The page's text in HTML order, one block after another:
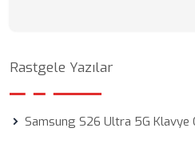
Rastgele Yazılar
Samsung S26 Ultra 5G Klavye